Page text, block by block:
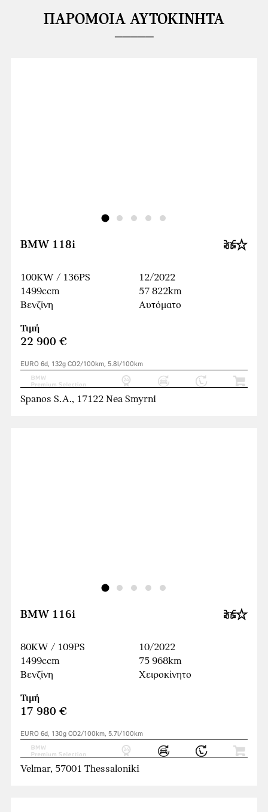
ΠΑΡΌΜΟΙΑ ΑΥΤΟΚΊΝΗΤΑ
BMW 118i
100KW / 136PS
1499ccm
Βενζίνη
12/2022
57 822km
Αυτόματο
Τιμή
22 900 €
EURO 6d, 132g CO2/100km, 5.8l/100km
Spanos S.A., 17122 Nea Smyrni
BMW 116i
80KW / 109PS
1499ccm
Βενζίνη
10/2022
75 968km
Χειροκίνητο
Τιμή
17 980 €
EURO 6d, 130g CO2/100km, 5.7l/100km
Velmar, 57001 Thessaloniki